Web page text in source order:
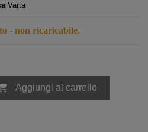
Varta
- non ricaricabile.
Aggiungi al carrello